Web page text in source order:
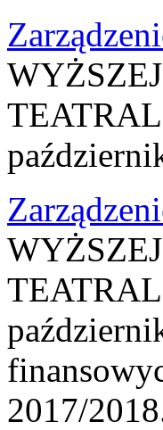
2017/